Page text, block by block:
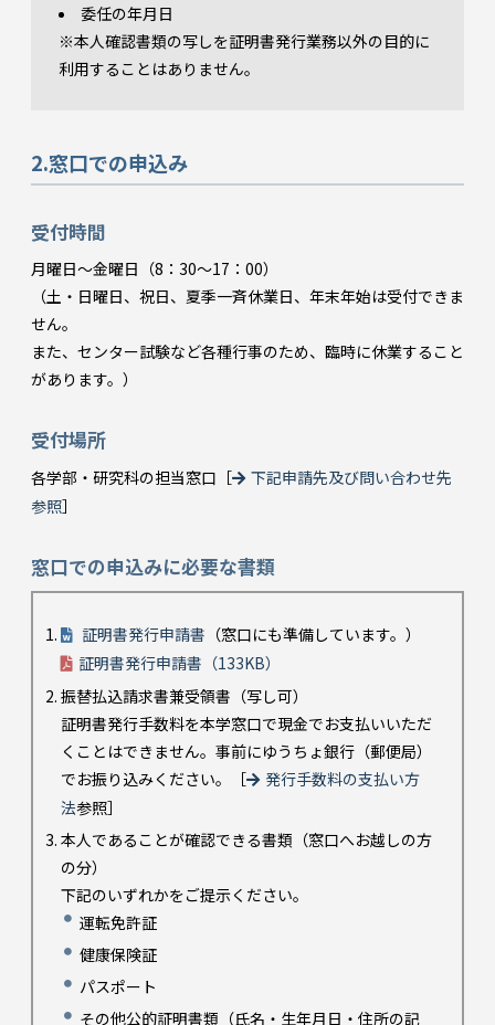
委任の年月日
※本人確認書類の写しを証明書発行業務以外の目的に
利用することはありません。
2.窓口での申込み
受付時間
月曜日～金曜日（8：30～17：00）
（土・日曜日、祝日、夏季一斉休業日、年末年始は受付できま
せん。
また、センター試験など各種行事のため、臨時に休業すること
があります。）
受付場所
各学部・研究科の担当窓口［
下記申請先及び問い合わせ先
参照］
窓口での申込みに必要な書類
証明書発行申請書 （窓口にも準備しています。）
証明書発行申請書（133KB）
振替払込請求書兼受領書（写し可）
証明書発行手数料を本学窓口で現金でお支払いいただ
くことはできません。事前にゆうちょ銀行（郵便局）
でお振り込みください。［
発行手数料の支払い方
法参照］
本人であることが確認できる書類（窓口へお越しの方
の分）
下記のいずれかをご提示ください。
運転免許証
健康保険証
パスポート
その他公的証明書類（氏名・生年月日・住所の記